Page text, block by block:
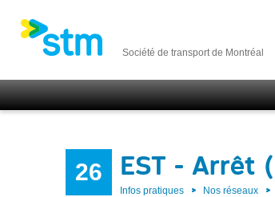
Société de transport de Montréal
26 EST - Arrêt
Infos pratiques Nos réseaux